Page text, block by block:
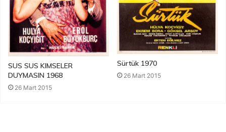
SUS SUS KIMSELER
DUYMASIN 1968
26 Mart 2015
Sürtük 1970
26 Mart 2015